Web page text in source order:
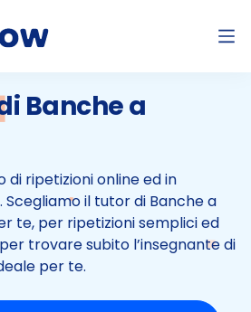
Banche a
di ripetizioni online ed in
Scegliamo il tutor di Banche a
te, per ripetizioni semplici ed
trovare subito l’insegnante di
per te.